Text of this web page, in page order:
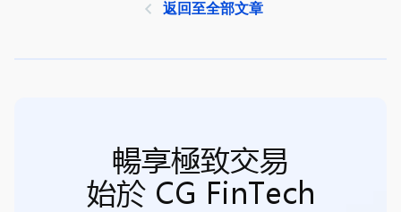
返回至全部文章
暢享極致交易
始於 CG FinTech